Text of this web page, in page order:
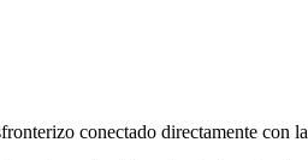
conectado directamente con la